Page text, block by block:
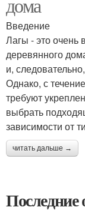
Введение
Лагы - это очень
деревянного
и,
Однако, с
требуют
выбрать
зависимости от
читать дальше →
Последние